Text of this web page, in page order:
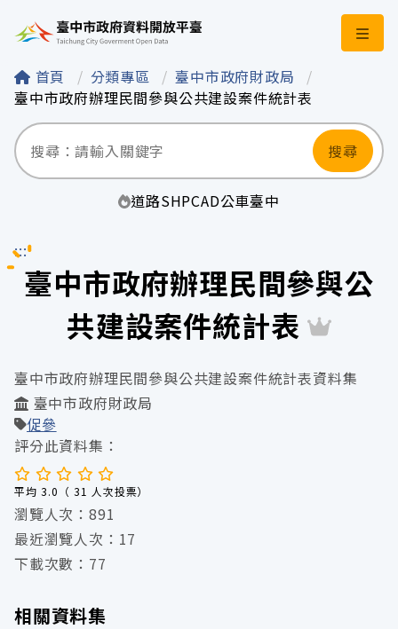
臺中市政府資料開
首頁 分類專區
臺中市政府財政局
臺中市政府辦理民間參與公共建設案件統計表
搜尋
道路SHPCAD公車臺中
:::
臺中市政府辦理民間參與公
共建設案件統計表
臺中市政府辦理民間參與公共建設案件統計表資料集
臺中市政府財政局
促參
評分此資料集：
平均 3.0（ 31 人次投票）
瀏覽人次：891
最近瀏覽人次：17
下載次數：77
相關資料集